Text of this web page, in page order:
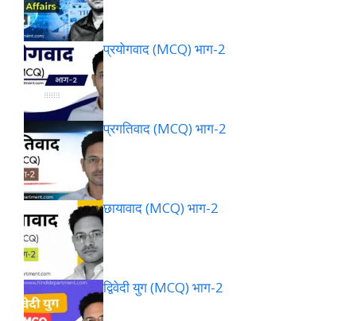
प्रयोगवाद (MCQ) भाग-2
प्रगतिवाद (MCQ) भाग-2
छायावाद (MCQ) भाग-2
द्विवेदी युग (MCQ) भाग-2